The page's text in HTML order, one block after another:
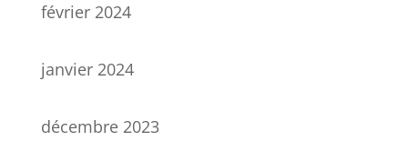
février 2024
janvier 2024
décembre 2023